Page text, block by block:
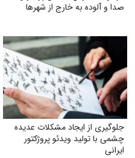
صدا و آلوده به خارج از شهرها
جلوگیری از ایجاد مشکلات عدیده
چشمی با تولید ویدئو پروژکتور
ایرانی